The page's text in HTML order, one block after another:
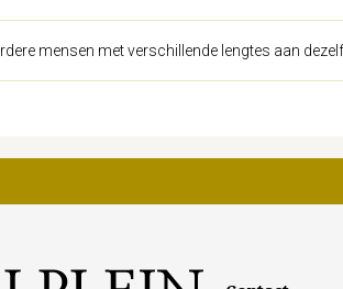
mensen met verschillende lengtes aan